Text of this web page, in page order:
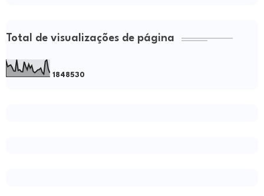
Total de visualizações de página
1 848530